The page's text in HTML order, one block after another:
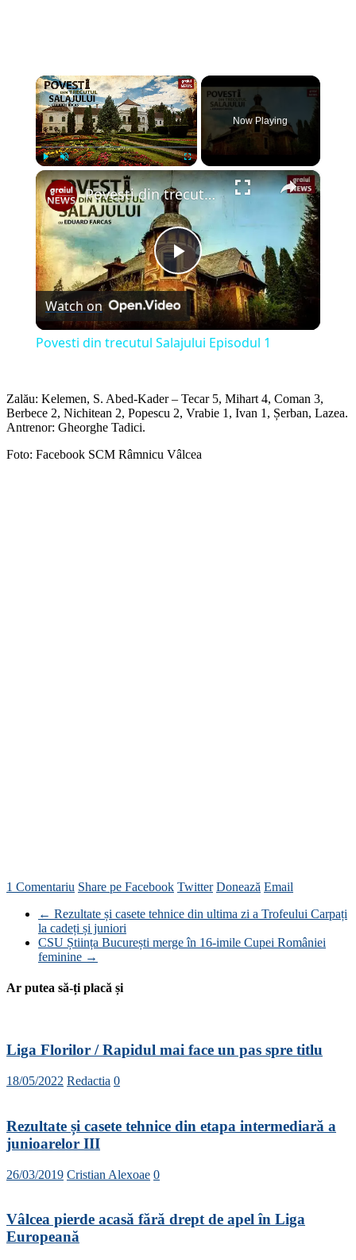
×
Play
Now Playing
×
Play
Video
Povesti din trecutul Salajului Episodul 1
Watch on
Povesti din trecutul Salajului Episodul 1
Zalău: Kelemen, S. Abed-Kader – Tecar 5, Mihart 4, Coman 3,
Berbece 2, Nichitean 2, Popescu 2, Vrabie 1, Ivan 1, Șerban, Lazea.
Antrenor: Gheorghe Tadici.
Foto: Facebook SCM Râmnicu Vâlcea
1 Comentariu Share pe Facebook Twitter Donează Email
← Rezultate și casete tehnice din ultima zi a Trofeului Carpați
la cadeți și juniori
CSU Știința București merge în 16-imile Cupei României
feminine →
Ar putea să-ți placă și
Liga Florilor / Rapidul mai face un pas spre titlu
18/05/2022 Redactia 0
Rezultate și casete tehnice din etapa intermediară a
junioarelor III
26/03/2019 Cristian Alexoae 0
Vâlcea pierde acasă fără drept de apel în Liga
Europeană